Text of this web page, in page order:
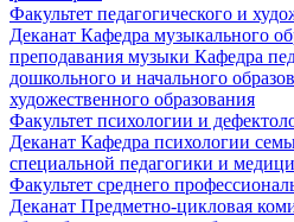
Факультет педагогического и
Деканат Кафедра музыкального
преподавания музыки Кафедра
дошкольного и начального
художественного образования
Факультет психологии и
Деканат Кафедра психологии
специальной педагогики и
Факультет среднего
Деканат Предметно-цикловая